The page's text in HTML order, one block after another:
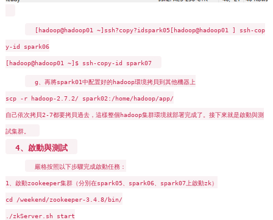
[hadoop@hadoop01 ~] ssh?copy?idspark05[hadoop@hadoop01 ] ssh-cop
y-id spark06
[hadoop@hadoop01 ~]$ ssh-copy-id spark07
g、再將spark01中配置好的hadoop環境拷貝到其他機器上
scp -r hadoop-2.7.2/ spark02:/home/hadoop/app/
自己依次拷貝2-7都要拷貝過去，這樣整個hadoop集群環境就部署完成了。接下來就是啟動與測
試集群。
4、啟動與測試
嚴格按照以下步驟完成啟動任務：
1、啟動zookeeper集群（分別在spark05、spark06、spark07上啟動zk）
cd /weekend/zookeeper-3.4.8/bin/
./zkServer.sh start